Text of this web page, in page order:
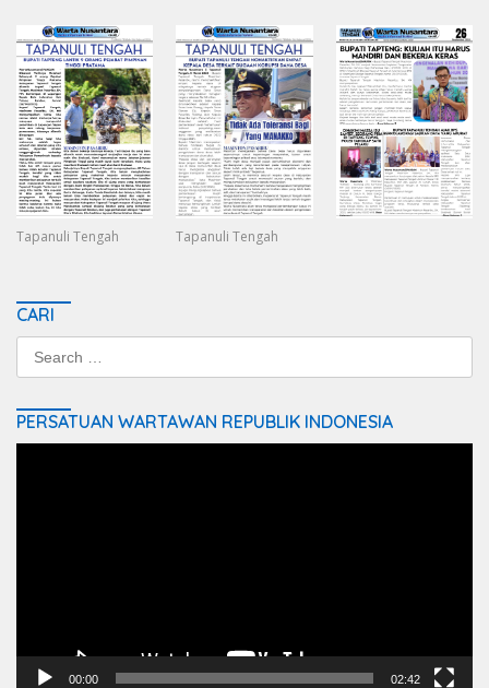
Tapanuli Tengah Tapanuli Tengah
CARI
Search
for:
PERSATUAN WARTAWAN REPUBLIK INDONESIA
00:00 02:42